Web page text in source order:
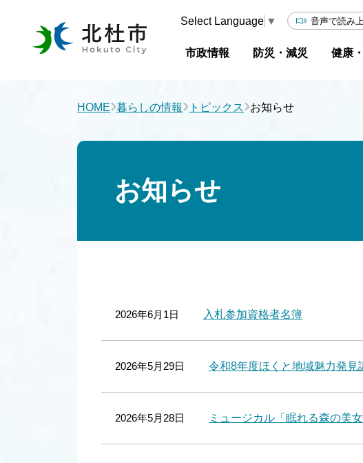
Select Language ▼ 音声で読み
市政情報 防災・減災 健康
HOME›暮らしの情報› トピックス›お知らせ
お知らせ
2026年6月1日 入札参加資格者名簿
2026年5月29日 令和8年度ほくと地域魅力発見
2026年5月28日 ミュージカル「眠れる森の美